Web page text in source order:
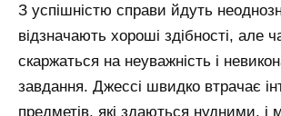
З успішністю справи йдуть
відзначають хороші здібності, але
скаржаться на неуважність і
завдання. Джессі швидко втрачає
предметів, які здаються нудними, і